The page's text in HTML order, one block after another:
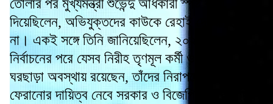
তোলার পর মুখ্যমন্ত্রী শুভেন্দু অধিকারী স্পষ্ট বার্তা
দিয়েছিলেন, অভিযুক্তদের কাউকে রেহাই দেওয়া হবে
না। একই সঙ্গে তিনি জানিয়েছিলেন, ২০২৬ সালের
নির্বাচনের পরে যেসব নিরীহ তৃণমূল কর্মী ও সমর্থক
ঘরছাড়া অবস্থায় রয়েছেন, তাঁদের নিরাপদে ঘরে
ফেরানোর দায়িত্ব নেবে সরকার ও বিজেপি। কয়েক দিন